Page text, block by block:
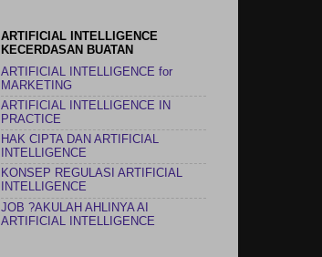
ARTIFICIAL INTELLIGENCE
KECERDASAN BUATAN
ARTIFICIAL INTELLIGENCE for
MARKETING
ARTIFICIAL INTELLIGENCE IN
PRACTICE
HAK CIPTA DAN ARTIFICIAL
INTELLIGENCE
KONSEP REGULASI ARTIFICIAL
INTELLIGENCE
JOB ?AKULAH AHLINYA AI
ARTIFICIAL INTELLIGENCE